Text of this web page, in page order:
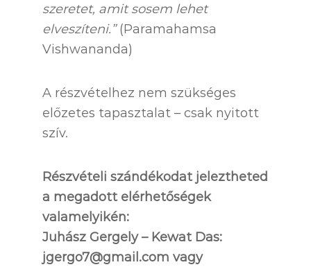
szeretet, amit sosem lehet
elveszíteni.”(Paramahamsa
Vishwananda)
A részvételhez nem szükséges
előzetes tapasztalat – csak nyitott
szív.
Részvételi szándékodat jeleztheted
a megadott elérhetőségek
valamelyikén:
Juhász Gergely – Kewat Das:
jgergo7@gmail.com vagy